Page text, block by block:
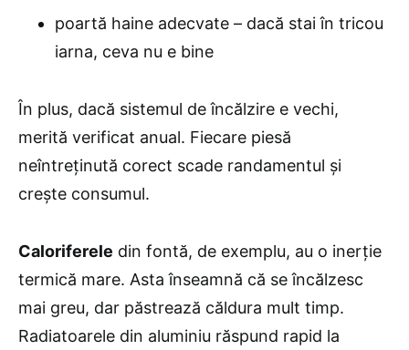
poartă haine adecvate – dacă stai în tricou
iarna, ceva nu e bine
În plus, dacă sistemul de încălzire e vechi,
merită verificat anual. Fiecare piesă
neîntreținută corect scade randamentul și
crește consumul.
Caloriferele din fontă, de exemplu, au o inerție
termică mare. Asta înseamnă că se încălzesc
mai greu, dar păstrează căldura mult timp.
Radiatoarele din aluminiu răspund rapid la